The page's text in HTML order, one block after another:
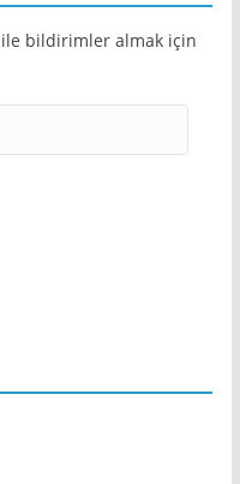
ile bildirimler almak için